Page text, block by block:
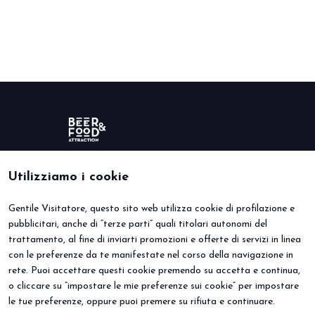
A cura di: ITEN
Utilizziamo i cookie
Gentile Visitatore, questo sito web utilizza cookie di profilazione e
pubblicitari, anche di “terze parti” quali titolari autonomi del
trattamento, al fine di inviarti promozioni e offerte di servizi in linea
con le preferenze da te manifestate nel corso della navigazione in
rete. Puoi accettare questi cookie premendo su accetta e continua,
o cliccare su “impostare le mie preferenze sui cookie” per impostare
le tue preferenze, oppure puoi premere su rifiuta e continuare.
BEER&FOOD ATTRACTION
Edizione 2027
Settori espositivi
Contatti
VISITA
Perché visitare
Info utili
Area riservata
ESPONI
Perché esporre
Prenota il tuo stand
EVENTI
Eventi e progetti speciali